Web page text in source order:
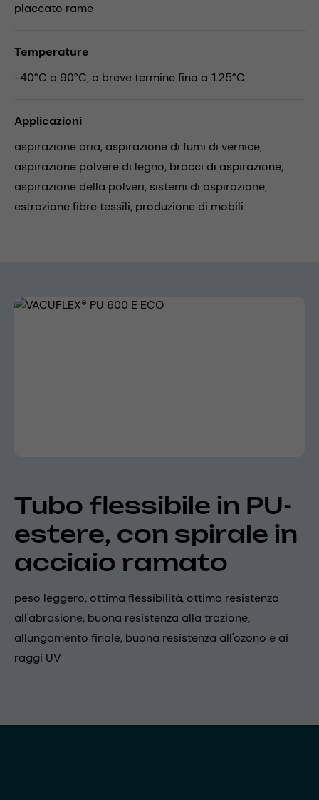
placcato rame
Temperature
-40°C a 90°C, a breve termine fino a 125°C
Applicazioni
aspirazione aria, aspirazione di fumi di vernice,
aspirazione polvere di legno, bracci di aspirazione,
aspirazione della polveri, sistemi di aspirazione,
estrazione fibre tessili, produzione di mobili
Skip image gallery
Tubo flessibile in PU-
estere, con spirale in
acciaio ramato
peso leggero, ottima flessibilità, ottima resistenza
all'abrasione, buona resistenza alla trazione,
allungamento finale, buona resistenza all'ozono e ai
raggi UV